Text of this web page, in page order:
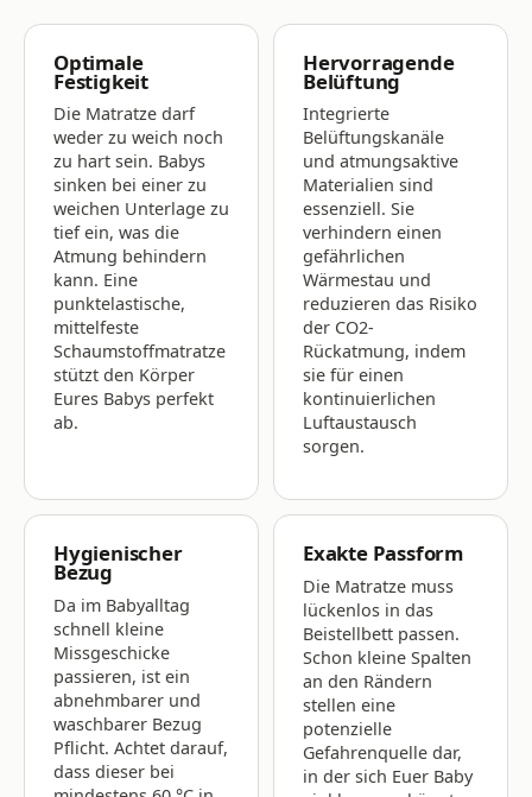
Optimale
Festigkeit
Die Matratze darf
weder zu weich noch
zu hart sein. Babys
sinken bei einer zu
weichen Unterlage zu
tief ein, was die
Atmung behindern
kann. Eine
punktelastische,
mittelfeste
Schaumstoffmatratze
stützt den Körper
Eures Babys perfekt
ab.
Hervorragende
Belüftung
Integrierte
Belüftungskanäle
und atmungsaktive
Materialien sind
essenziell. Sie
verhindern einen
gefährlichen
Wärmestau und
reduzieren das Risiko
der CO2-
Rückatmung, indem
sie für einen
kontinuierlichen
Luftaustausch
sorgen.
Hygienischer
Bezug
Da im Babyalltag
schnell kleine
Missgeschicke
passieren, ist ein
abnehmbarer und
waschbarer Bezug
Pflicht. Achtet darauf,
dass dieser bei
Exakte Passform
Die Matratze muss
lückenlos in das
Beistellbett passen.
Schon kleine Spalten
an den Rändern
stellen eine
potenzielle
Gefahrenquelle dar,
in der sich Euer Baby